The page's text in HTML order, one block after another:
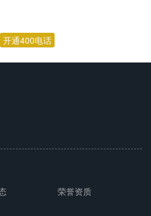
开通400电话
荣誉资质